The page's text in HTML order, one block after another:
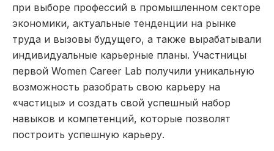
при выборе профессий в промышленном секторе
экономики, актуальные тенденции на рынке
труда и вызовы будущего, а также вырабатывали
индивидуальные карьерные планы. Участницы
первой Women Career Lab получили уникальную
возможность разобрать свою карьеру на
«частицы» и создать свой успешный набор
навыков и компетенций, которые позволят
построить успешную карьеру.